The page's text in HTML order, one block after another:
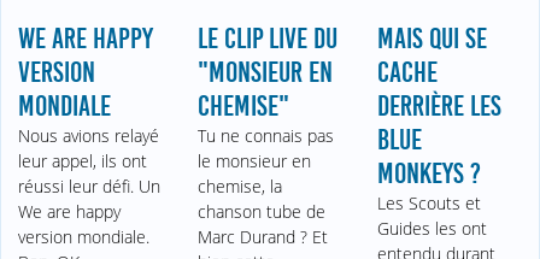
WE ARE HAPPY
VERSION
MONDIALE
Nous avions relayé
leur appel, ils ont
réussi leur défi. Un
We are happy
version mondiale.
LE CLIP LIVE DU
"MONSIEUR EN
CHEMISE"
Tu ne connais pas
le monsieur en
chemise, la
chanson tube de
Marc Durand ? Et
MAIS QUI SE
CACHE
DERRIÈRE LES
BLUE
MONKEYS ?
Les Scouts et
Guides les ont
entendu durant